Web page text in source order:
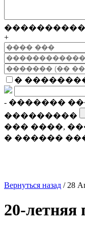
����������
+
�
- �������
���������
��� ����,
� ������
Вернуться назад / 28
20-летняя